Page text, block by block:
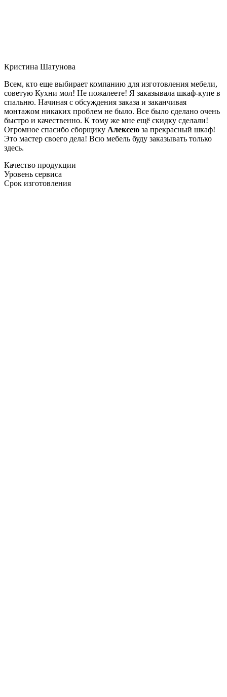
Кристина Шатунова
Всем, кто еще выбирает компанию для изготовления мебели,
советую Кухни мол! Не пожалеете! Я заказывала шкаф-купе в
спальню. Начиная с обсуждения заказа и заканчивая
монтажом никаких проблем не было. Все было сделано очень
быстро и качественно. К тому же мне ещё скидку сделали!
Огромное спасибо сборщику Алексею за прекрасный шкаф!
Это мастер своего дела! Всю мебель буду заказывать только
здесь.
Качество продукции
Уровень сервиса
Срок изготовления